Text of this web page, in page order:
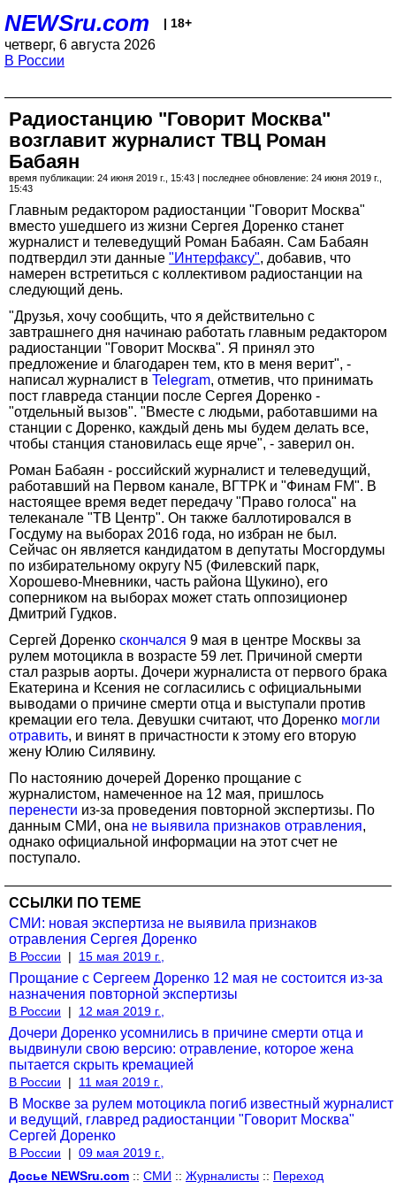
NEWSru.com | 18+
четверг, 6 августа 2026
В России
Радиостанцию "Говорит Москва"
возглавит журналист ТВЦ Роман
Бабаян
время публикации: 24 июня 2019 г., 15:43 | последнее обновление: 24 июня 2019 г.,
15:43
Главным редактором радиостанции "Говорит Москва"
вместо ушедшего из жизни Сергея Доренко станет
журналист и телеведущий Роман Бабаян. Сам Бабаян
подтвердил эти данные "Интерфаксу", добавив, что
намерен встретиться с коллективом радиостанции на
следующий день.
"Друзья, хочу сообщить, что я действительно с
завтрашнего дня начинаю работать главным редактором
радиостанции "Говорит Москва". Я принял это
предложение и благодарен тем, кто в меня верит", -
написал журналист в Telegram, отметив, что принимать
пост главреда станции после Сергея Доренко -
"отдельный вызов". "Вместе с людьми, работавшими на
станции с Доренко, каждый день мы будем делать все,
чтобы станция становилась еще ярче", - заверил он.
Роман Бабаян - российский журналист и телеведущий,
работавший на Первом канале, ВГТРК и "Финам FM". В
настоящее время ведет передачу "Право голоса" на
телеканале "ТВ Центр". Он также баллотировался в
Госдуму на выборах 2016 года, но избран не был.
Сейчас он является кандидатом в депутаты Мосгордумы
по избирательному округу N5 (Филевский парк,
Хорошево-Мневники, часть района Щукино), его
соперником на выборах может стать оппозиционер
Дмитрий Гудков.
Сергей Доренко скончался 9 мая в центре Москвы за
рулем мотоцикла в возрасте 59 лет. Причиной смерти
стал разрыв аорты. Дочери журналиста от первого брака
Екатерина и Ксения не согласились с официальными
выводами о причине смерти отца и выступали против
кремации его тела. Девушки считают, что Доренко могли
отравить, и винят в причастности к этому его вторую
жену Юлию Силявину.
По настоянию дочерей Доренко прощание с
журналистом, намеченное на 12 мая, пришлось
перенести из-за проведения повторной экспертизы. По
данным СМИ, она не выявила признаков отравления,
однако официальной информации на этот счет не
поступало.
ССЫЛКИ ПО ТЕМЕ
СМИ: новая экспертиза не выявила признаков
отравления Сергея Доренко
В России | 15 мая 2019 г.,
Прощание с Сергеем Доренко 12 мая не состоится из-за
назначения повторной экспертизы
В России | 12 мая 2019 г.,
Дочери Доренко усомнились в причине смерти отца и
выдвинули свою версию: отравление, которое жена
пытается скрыть кремацией
В России | 11 мая 2019 г.,
В Москве за рулем мотоцикла погиб известный журналист
и ведущий, главред радиостанции "Говорит Москва"
Сергей Доренко
В России | 09 мая 2019 г.,
Досье NEWSru.com :: СМИ :: Журналисты :: Переход